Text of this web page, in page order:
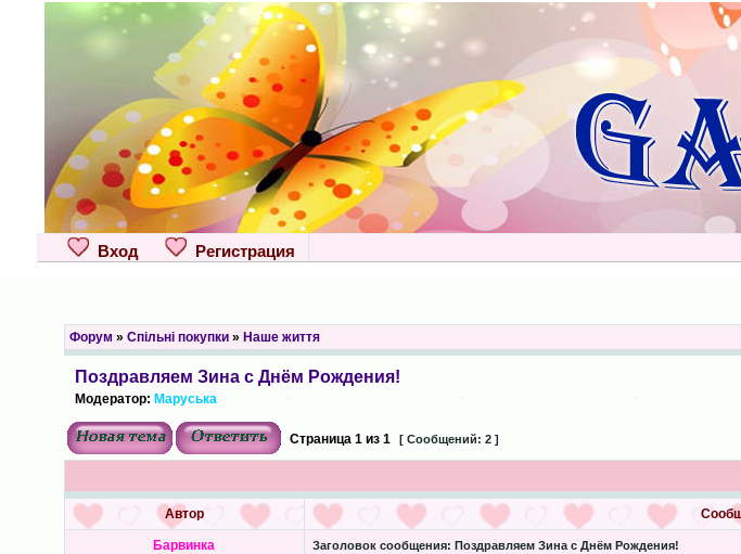
Вход Регистрация
Форум » Спільні покупки» Наше життя
Поздравляем Зина с Днём Рождения!
Модератор: Маруська
Страница 1из 1 [ Сообщений: 2 ]
Автор
Барвинка Заголовок сообщения: Поздравляем Зина с Днём Рождения!